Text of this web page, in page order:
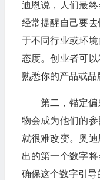
迪恩说，人们最
经常提醒自己要
于不同行业或环
态度。创业者可
熟悉你的产品或品
第二，锚定
物会成为他们的
就很难改变。奥
出的第一个数字
确保这个数字引导